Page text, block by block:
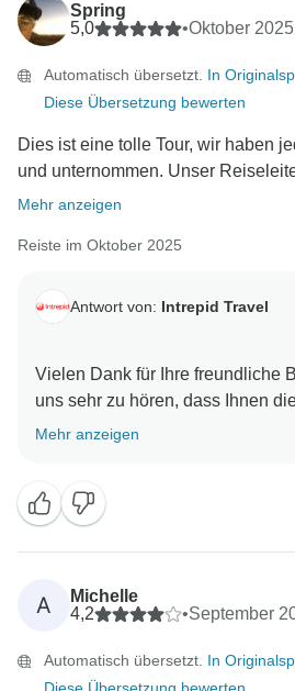
Spring
5,0
•Oktober 2025
Automatisch übersetzt. In
Diese Übersetzung bewerten
Dies ist eine tolle Tour, wir haben
und unternommen. Unser
Mehr anzeigen
Reiste im Oktober 2025
Antwort von: Intrepid Travel
Vielen Dank für Ihre freundliche
uns sehr zu hören, dass Ihnen
und Sie jeden Tag spannend
auf die Interessen der Gruppe
freuen uns auch, dass die
Check-ins Ihre Erfahrung
wissen Ihr Feedback sehr zu
bei einem weiteren Abenteuer in
Mehr anzeigen
A
Michelle
4,2
•September
Automatisch übersetzt. In